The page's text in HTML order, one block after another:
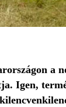
a
Igen,